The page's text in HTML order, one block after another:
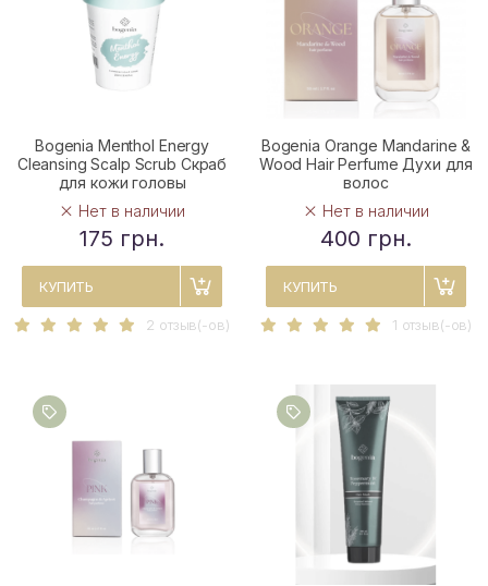
Bogenia Menthol Energy
Cleansing Scalp Scrub Скраб
для кожи головы
Нет в наличии
175 грн.
КУПИТЬ
2 отзыв(-ов)
Bogenia Orange Mandarine &
Wood Hair Perfume Духи для
волос
Нет в наличии
400 грн.
КУПИТЬ
1 отзыв(-ов)